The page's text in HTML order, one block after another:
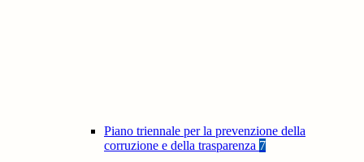
Piano triennale per la prevenzione della
corruzione e della trasparenza 7